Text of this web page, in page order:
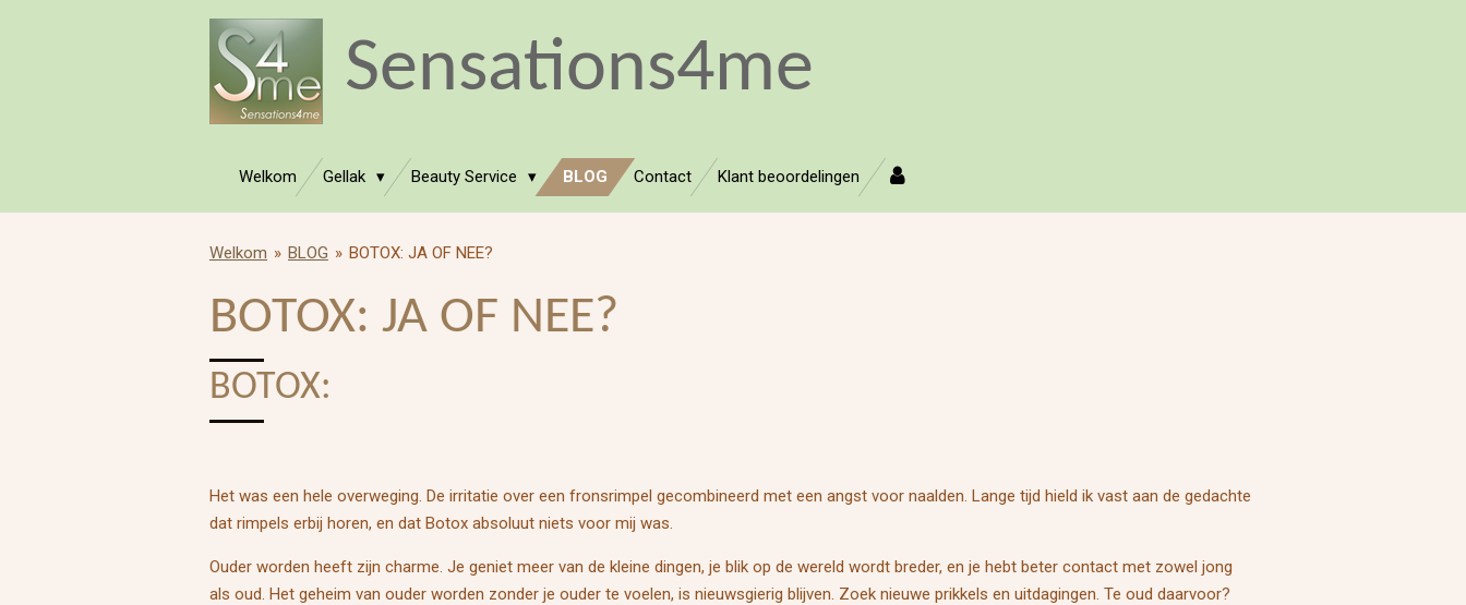
Sensations4me
Welkom Gellak Beauty Service BLOG Contact Klant beoordelingen
Welkom » BLOG » BOTOX: JA OF NEE?
BOTOX: JA OF NEE?
BOTOX:
Het was een hele overweging. De irritatie over een fronsrimpel gecombineerd met een angst voor naalden. Lange tijd hield ik vast aan de gedachte
dat rimpels erbij horen, en dat Botox absoluut niets voor mij was.
Ouder worden heeft zijn charme. Je geniet meer van de kleine dingen, je blik op de wereld wordt breder, en je hebt beter contact met zowel jong
als oud. Het geheim van ouder worden zonder je ouder te voelen, is nieuwsgierig blijven. Zoek nieuwe prikkels en uitdagingen. Te oud daarvoor?